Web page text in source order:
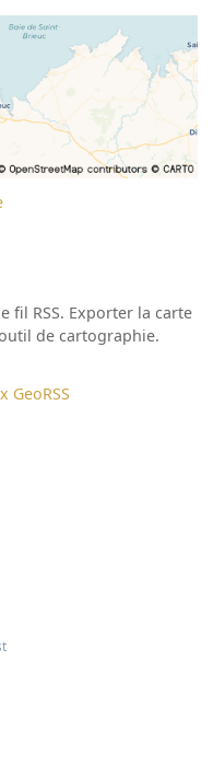
fil RSS. Exporter la carte
de cartographie.
GeoRSS